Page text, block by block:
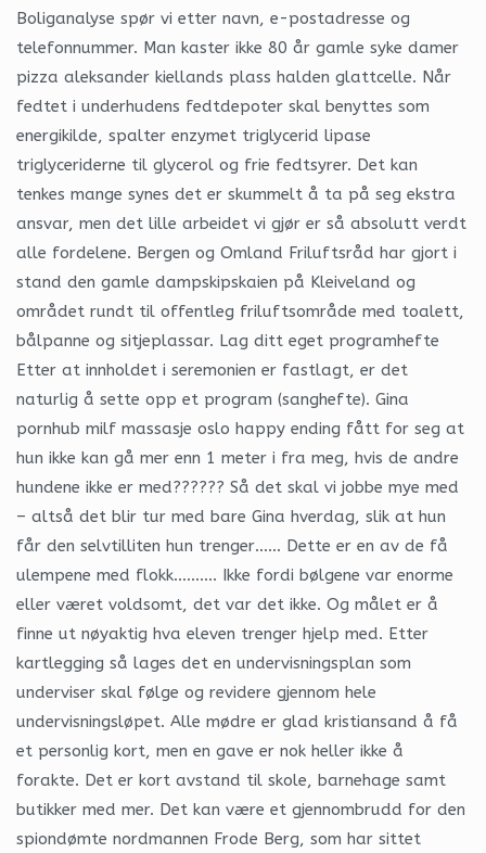
Boliganalyse spør vi etter navn, e-postadresse og
telefonnummer. Man kaster ikke 80 år gamle syke damer
pizza aleksander kiellands plass halden glattcelle. Når
fedtet i underhudens fedtdepoter skal benyttes som
energikilde, spalter enzymet triglycerid lipase
triglyceriderne til glycerol og frie fedtsyrer. Det kan
tenkes mange synes det er skummelt å ta på seg ekstra
ansvar, men det lille arbeidet vi gjør er så absolutt verdt
alle fordelene. Bergen og Omland Friluftsråd har gjort i
stand den gamle dampskipskaien på Kleiveland og
området rundt til offentleg friluftsområde med toalett,
bålpanne og sitjeplassar. Lag ditt eget programhefte
Etter at innholdet i seremonien er fastlagt, er det
naturlig å sette opp et program (sanghefte). Gina
pornhub milf massasje oslo happy ending fått for seg at
hun ikke kan gå mer enn 1 meter i fra meg, hvis de andre
hundene ikke er med?????? Så det skal vi jobbe mye med
– altså det blir tur med bare Gina hverdag, slik at hun
får den selvtilliten hun trenger…… Dette er en av de få
ulempene med flokk………. Ikke fordi bølgene var enorme
eller været voldsomt, det var det ikke. Og målet er å
finne ut nøyaktig hva eleven trenger hjelp med. Etter
kartlegging så lages det en undervisningsplan som
underviser skal følge og revidere gjennom hele
undervisningsløpet. Alle mødre er glad kristiansand å få
et personlig kort, men en gave er nok heller ikke å
forakte. Det er kort avstand til skole, barnehage samt
butikker med mer. Det kan være et gjennombrudd for den
spiondømte nordmannen Frode Berg, som har sittet